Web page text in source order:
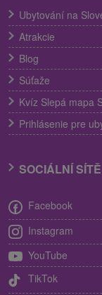
Ubytování na
Atrakcie
Blog
Súťaže
Kvíz Slepá mapa
Prihlásenie pre
SOCIÁLNÍ
Facebook
Instagram
YouTube
TikTok